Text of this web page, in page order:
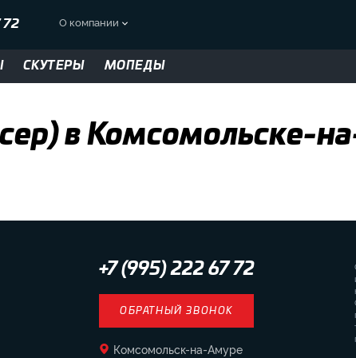
72 О компании
СКУТЕРЫ МОПЕДЫ
в Комсомольске-
+7 (995) 222 67 72
ОБРАТНЫЙ ЗВОНОК
Комсомольск-на-Амуре